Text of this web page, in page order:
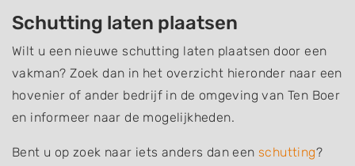
Schutting laten plaatsen
Wilt u een nieuwe schutting laten plaatsen door een
vakman? Zoek dan in het overzicht hieronder naar een
hovenier of ander bedrijf in de omgeving van Ten Boer
en informeer naar de mogelijkheden.
Bent u op zoek naar iets anders dan een schutting?